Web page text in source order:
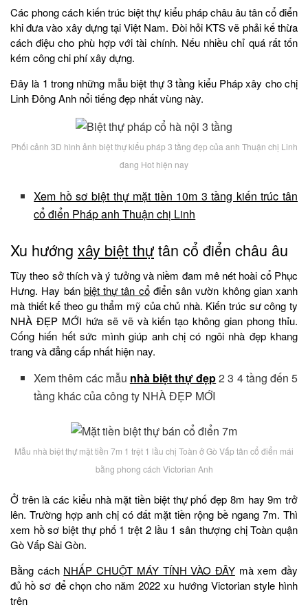
Các phong cách kiến trúc biệt thự kiểu pháp châu âu tân cổ điển
khi đưa vào xây dựng tại Việt Nam. Đòi hỏi KTS vẽ phải kế thừa
cách điệu cho phù hợp với tài chính. Nếu nhiều chỉ quá rất tốn
kém công chi phí xây dựng.
Đây là 1 trong những mẫu biệt thự 3 tầng kiểu Pháp xây cho chị
Linh Đông Anh nổi tiếng đẹp nhất vùng này.
Phối cảnh 3D hình ảnh biệt thự kiểu pháp 3 tầng đẹp của anh Thuận chị Linh
đang Hot hiện nay
Xem hồ sơ biệt thự mặt tiền 10m 3 tầng kiến trúc tân
cổ điển Pháp anh Thuận chị Linh
Xu hướng xây biệt thựtân cổ điển châu âu
Tùy theo sở thích và ý tưởng và niềm đam mê nét hoài cổ Phục
Hưng. Hay bán biệt thự tân cổđiển sân vườn không gian xanh
mà thiết kế theo gu thẩm mỹ của chủ nhà. Kiến trúc sư công ty
NHÀ ĐẸP MỚI hứa sẽ vẽ và kiến tạo không gian phong thỉu.
Cống hiến hết sức mình giúp anh chị có ngôi nhà đẹp khang
trang và đẳng cấp nhất hiện nay.
Xem thêm các mẫu nhà biệt thự đẹp2 3 4 tầng đến 5
tầng khác của công ty NHÀ ĐẸP MỚI
Mẫu nhà biệt thự mặt tiền 7m 1 trệt 1 lầu chị Toàn ở Gò Vấp tân cổ điển mái
bằng phong cách Victorian Anh
Ở trên là các kiểu nhà mặt tiền biệt thự phố đẹp 8m hay 9m trở
lên. Trường hợp anh chị có đất mặt tiền rộng bề ngang 7m. Thì
xem hồ sơ biệt thự phố 1 trệt 2 lầu 1 sân thượng chị Toàn quận
Gò Vấp Sài Gòn.
Bằng cách NHẤP CHUỘT MÁY TÍNH VÀO ĐÂYmà xem đầy
đủ hồ sơ để chọn cho năm 2022 xu hướng Victorian style hình
trên